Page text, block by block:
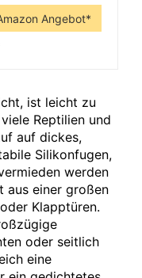
Angebot*
ist leicht zu
Reptilien und
auf dickes,
Silikonfugen,
werden
aus einer großen
Klapptüren.
oder seitlich
eine